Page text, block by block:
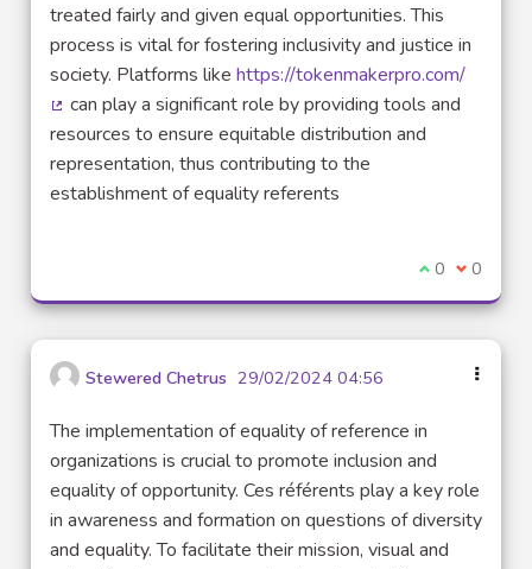
treated fairly and given equal opportunities. This
process is vital for fostering inclusivity and justice in
society. Platforms like https://tokenmakerpro.com/
(Lien externe)
can play a significant role by providing tools and
resources to ensure equitable distribution and
representation, thus contributing to the
establishment of equality referents
Je suis
0 Je ne
0
Stewered Chetrus 29/02/2024 04:56
The implementation of equality of reference in
organizations is crucial to promote inclusion and
equality of opportunity. Ces référents play a key role
in awareness and formation on questions of diversity
and equality. To facilitate their mission, visual and